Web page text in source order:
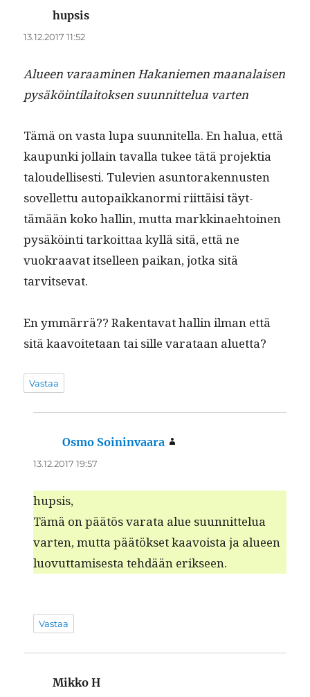
hupsis
13.12.2017 11:52
Alueen varaami­nen Hakaniemen maanalaisen
pysäköin­ti­laitok­sen suun­nit­telua varten
Tämä on vas­ta lupa suun­nitel­la. En halua, että
kaupun­ki jol­lain taval­la tukee tätä pro­jek­tia
taloudel­lis­es­ti. Tule­vien asun­toraken­nusten
sovel­let­tu autopaikkanor­mi riit­täisi täyt­
tämään koko hallin, mut­ta markki­nae­htoinen
pysäköin­ti tarkoit­taa kyl­lä sitä, että ne
vuokraa­vat itselleen paikan, jot­ka sitä
tarvitsevat.
En ymmär­rä?? Rak­en­ta­vat hallin ilman että
sitä kaavoite­taan tai sille varataan aluetta?
Vastaa
Osmo Soininvaara
13.12.2017 19:57
hup­sis,
Tämä on päätös vara­ta alue suun­nit­telua
varten, mut­ta päätök­set kaavoista ja alueen
luovut­tamis­es­ta tehdään erikseen.
Vastaa
Mikko H